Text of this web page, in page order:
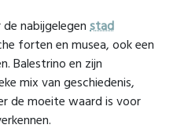
nabijgelegenstad
forten en musea, ook een
Balestrino en zijn
mix van geschiedenis,
de moeite waard is voor